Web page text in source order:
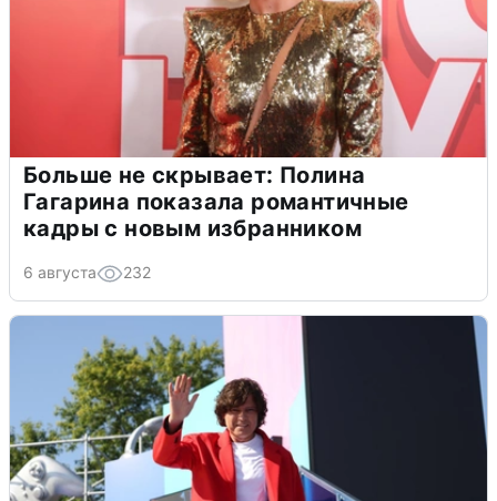
Больше не скрывает: Полина
Гагарина показала романтичные
кадры с новым избранником
6 августа 232